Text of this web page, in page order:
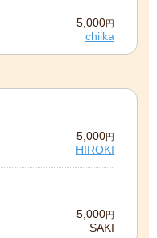
5,000円
chiika
5,000円
HIROKI
5,000円
SAKI